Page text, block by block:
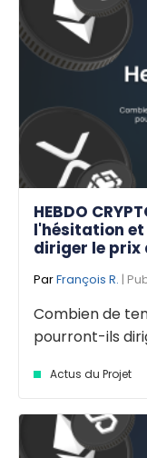
HEBDO
l'hésitation
diriger le prix
ParFrançois R. |
Combien de
pourront-ils
Actus du Projet